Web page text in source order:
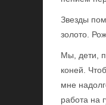
Звезды
золото.
Мы, дети,
коней.
мне
работа на